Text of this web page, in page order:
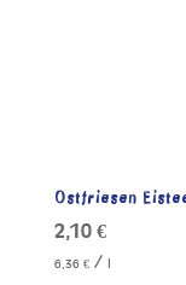
Ostfriesen
2,10 €
6,36 €/